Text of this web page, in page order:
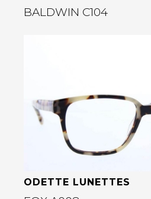
BALDWIN C104
ODETTE LUNETTES